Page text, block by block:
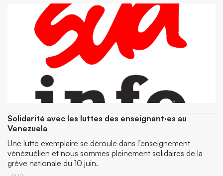
Solidarité avec les luttes des enseignant·es au
Venezuela
Une lutte exemplaire se déroule dans l’enseignement
vénézuélien et nous sommes pleinement solidaires de la
grève nationale du 10 juin.